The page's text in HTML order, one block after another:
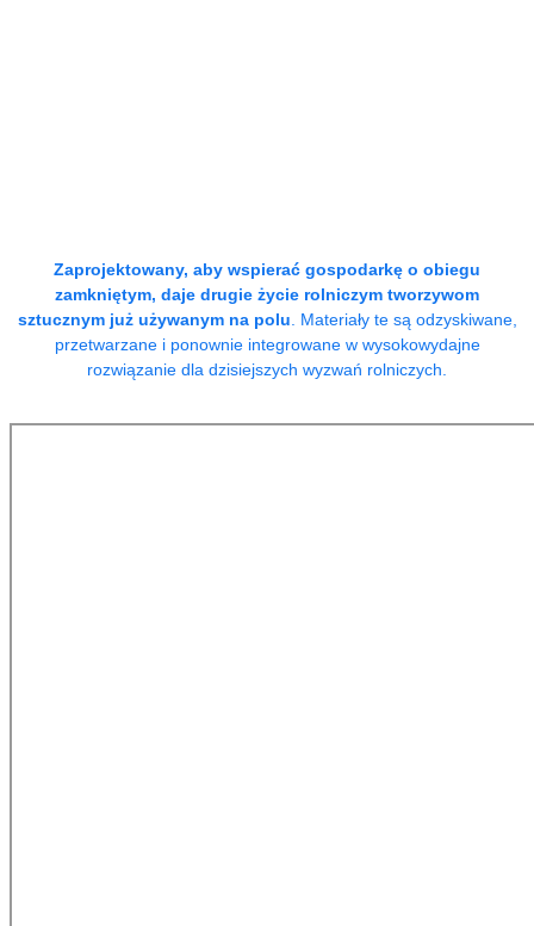
Zaprojektowany, aby wspierać gospodarkę o obiegu
zamkniętym, daje drugie życie rolniczym tworzywom
sztucznym już używanym na polu . Materiały te są odzyskiwane,
przetwarzane i ponownie integrowane w wysokowydajne
rozwiązanie dla dzisiejszych wyzwań rolniczych.